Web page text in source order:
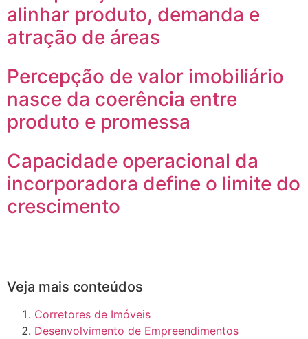
alinhar produto, demanda e
atração de áreas
Percepção de valor imobiliário
nasce da coerência entre
produto e promessa
Capacidade operacional da
incorporadora define o limite do
crescimento
Veja mais conteúdos
Corretores de Imóveis
Desenvolvimento de Empreendimentos